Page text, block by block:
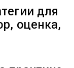
для
оценка,